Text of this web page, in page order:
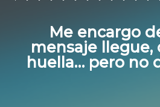
Me encargo
mensaje llegue,
huella… pero no